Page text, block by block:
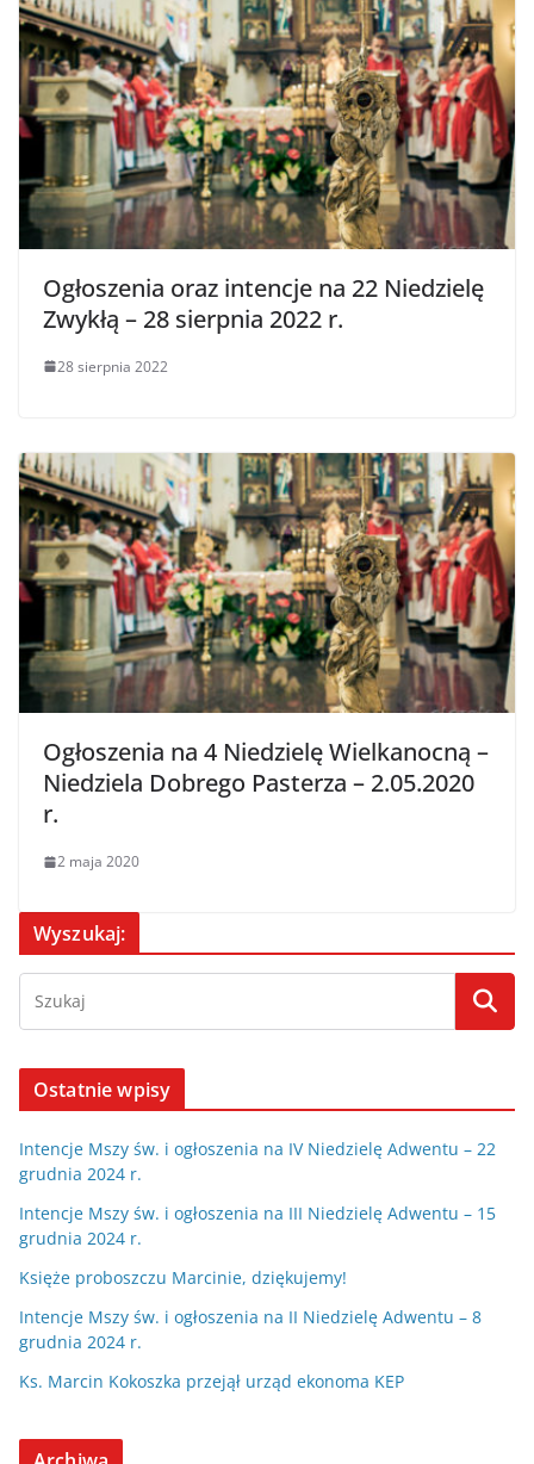
Ogłoszenia oraz intencje na 22 Niedzielę
Zwykłą – 28 sierpnia 2022 r.
28 sierpnia 2022
Ogłoszenia na 4 Niedzielę Wielkanocną –
Niedziela Dobrego Pasterza – 2.05.2020
r.
2 maja 2020
Wyszukaj:
Ostatnie wpisy
Intencje Mszy św. i ogłoszenia na IV Niedzielę Adwentu – 22
grudnia 2024 r.
Intencje Mszy św. i ogłoszenia na III Niedzielę Adwentu – 15
grudnia 2024 r.
Księże proboszczu Marcinie, dziękujemy!
Intencje Mszy św. i ogłoszenia na II Niedzielę Adwentu – 8
grudnia 2024 r.
Ks. Marcin Kokoszka przejął urząd ekonoma KEP